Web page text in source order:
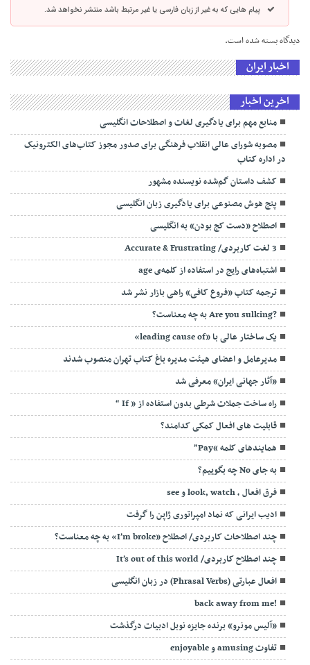
پیام هایی که به غیر از زبان فارسی یا غیر مرتبط باشد منتشر نخواهد شد.
دیدگاه بسته شده است.
اخبار ایران
اخرین اخبار
منابع مهم برای یادگیری لغات و اصطلاحات انگلیسی
مصوبه شورای عالی انقلاب فرهنگی برای صدور مجوز کتاب‌های الکترونیک
در اداره کتاب
کشف داستان گم‌شده نویسنده مشهور
پنج هوش مصنوعی برای یادگیری زبان انگلیسی
اصطلاح «دست کج بودن» به انگلیسی
3 لغت کاربردی/ Accurate & Frustrating
اشتباه‌های رایج در استفاده از کلمه‌ی age
ترجمه کتاب «فروع کافی» راهی بازار نشر شد
?Are you sulking به چه معناست؟
یک ساختار عالی با «leading cause of»
مدیرعامل و اعضای هیئت مدیره باغ کتاب تهران منصوب شدند
«آثار جهانی ایران» معرفی شد
راه ساخت جملات شرطی بدون استفاده از ” If “
قابلیت های افعال کمکی کدامند?
همایند‌های کلمه “Pay”
به جای No چه بگوییم؟
فرق افعال , look, watch و see
ادیب ایرانی که نماد امپراتوری ژاپن را گرفت
چند اصطلاحات کاربردی/ اصطلاح «I’m broke» به چه معناست؟
چند اصطلاح کاربردی/ It’s out of this world
افعال عبارتی (Phrasal Verbs) در زبان انگلیسی
!back away from me
«آلیس مونرو» برنده جایزه نوبل ادبیات درگذشت
تفاوت amusing و enjoyable